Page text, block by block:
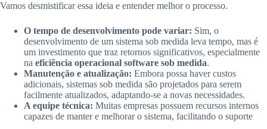
Vamos desmistificar essa ideia e entender melhor o processo.
O tempo de desenvolvimento pode variar: Sim, o
desenvolvimento de um sistema sob medida leva tempo, mas é
um investimento que traz retornos significativos, especialmente
na eficiência operacional software sob medida.
Manutenção e atualização: Embora possa haver custos
adicionais, sistemas sob medida são projetados para serem
facilmente atualizados, adaptando-se a novas necessidades.
A equipe técnica: Muitas empresas possuem recursos internos
capazes de manter e melhorar o sistema, facilitando o suporte